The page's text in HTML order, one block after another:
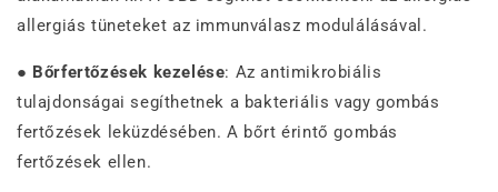
allergiás tüneteket az immunválasz modulálásával.
● Bőrfertőzések kezelése: Az antimikrobiális
tulajdonságai segíthetnek a bakteriális vagy gombás
fertőzések leküzdésében. A bőrt érintő gombás
fertőzések ellen.